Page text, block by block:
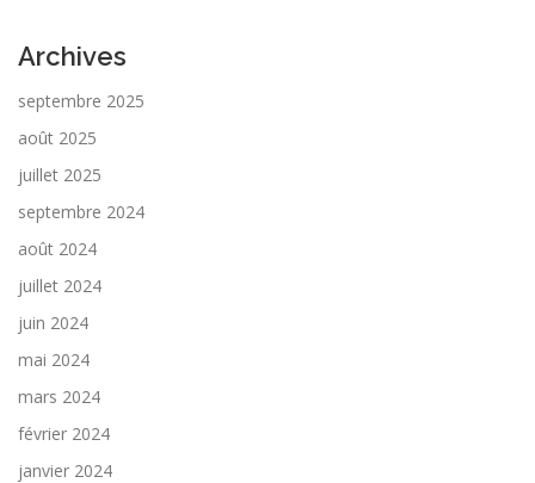
Archives
septembre 2025
août 2025
juillet 2025
septembre 2024
août 2024
juillet 2024
juin 2024
mai 2024
mars 2024
février 2024
janvier 2024